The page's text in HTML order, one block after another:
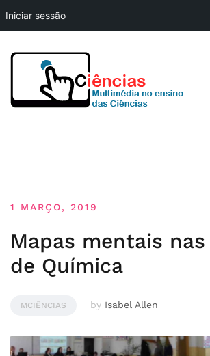
Iniciar sessão
to
content
1 MARÇO, 2019
Mapas mentais
de Química
MCIÊNCIAS by Isabel Allen